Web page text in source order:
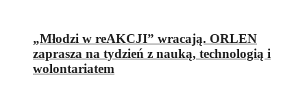
„Młodzi w reAKCJI” wracają. ORLEN
zaprasza na tydzień z nauką, technologią i
wolontariatem